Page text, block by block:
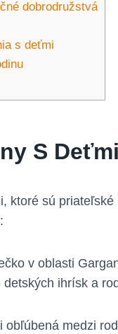
dobrodružstvá
s deťmi
S
ktoré sú
v oblasti
ihrísk a
obľúbená medzi